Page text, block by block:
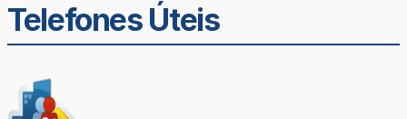
Telefones Úteis